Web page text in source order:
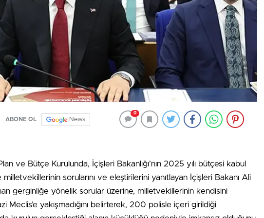
ABONE OL News
0
ve Bütçe Kurulunda, İçişleri Bakanlığı’nın 2025 yılı bütçesi kabul
sorularını ve eleştirilerini yanıtlayan İçişleri Bakanı Ali
gerginliğe yönelik sorular üzerine, milletvekillerinin kendisini
Meclis’e yakışmadığını belirterek, 200 polisle içeri girildiği